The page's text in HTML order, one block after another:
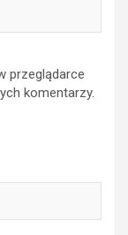
przeglądarce
komentarzy.